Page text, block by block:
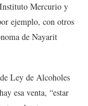
Mercurio y
ejemplo, con otros
de Nayarit
Ley de Alcoholes
esa venta, “estar